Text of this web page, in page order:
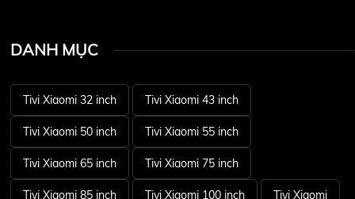
DANH MỤC
Tivi Xiaomi 32 inch Tivi Xiaomi 43 inch
Tivi Xiaomi 50 inch Tivi Xiaomi 55 inch
Tivi Xiaomi 65 inch Tivi Xiaomi 75 inch
Tivi Xiaomi 85 inch Tivi Xiaomi 100 inch Tivi Xiaomi